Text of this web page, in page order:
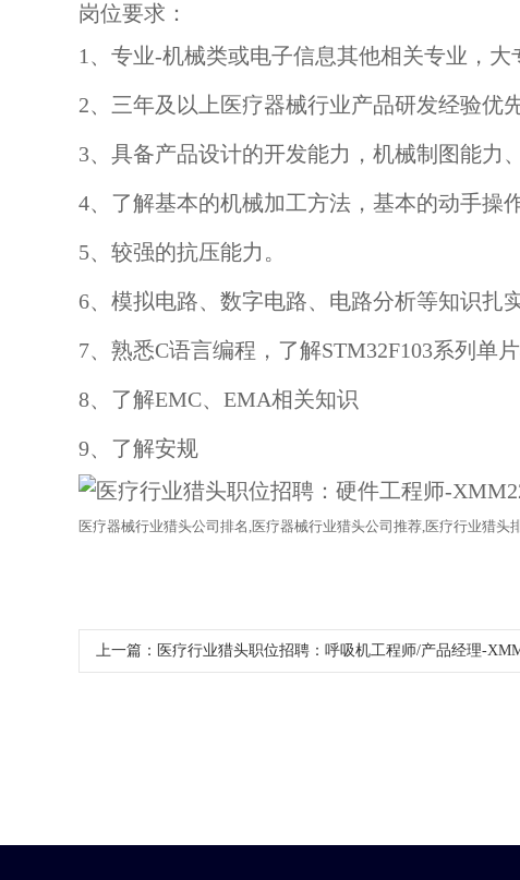
岗位要求：
1、专业-机械类或电子信息其他相关专业，大
2、三年及以上医疗器械行业产品研发经验优
3、具备产品设计的开发能力，机械制图能力
4、了解基本的机械加工方法，基本的动手操
5、较强的抗压能力。
6、模拟电路、数字电路、电路分析等知识扎
7、熟悉C语言编程，了解STM32F103系列单
8、了解EMC、EMA相关知识
9、了解安规
医疗器械行业猎头公司排名 ,医疗器械行业猎头公司推荐,医疗行业猎头
上一篇： 医疗行业猎头职位招聘：呼吸机工程师/产品经理-